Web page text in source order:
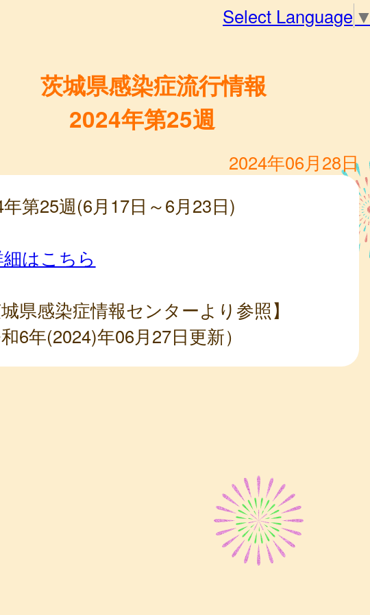
Select Language ▼
茨城県感染症流行情報
2024年第25週
2024年06月28日
第25週(6月17日～6月23日)
はこちら
県感染症情報センターより参照】
6年(2024)年06月27日更新）